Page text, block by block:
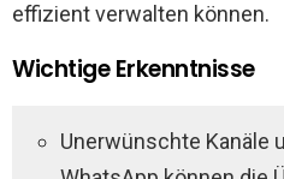
effizient verwalten können.
Wichtige Erkenntnisse
Unerwünschte Kanäle